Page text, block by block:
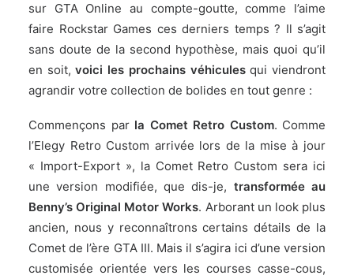
sur GTA Online au compte-goutte, comme l’aime
faire Rockstar Games ces derniers temps ? Il s’agit
sans doute de la second hypothèse, mais quoi qu’il
en soit,voici les prochains véhiculesqui viendront
agrandir votre collection de bolides en tout genre :
Commençons par la Comet Retro Custom. Comme
l’Elegy Retro Custom arrivée lors de la mise à jour
« Import-Export », la Comet Retro Custom sera ici
une version modifiée, que dis-je, transformée au
Benny’s Original Motor Works. Arborant un look plus
ancien, nous y reconnaîtrons certains détails de la
Comet de l’ère GTA III. Mais il s’agira ici d’une version
customisée orientée vers les courses casse-cous,